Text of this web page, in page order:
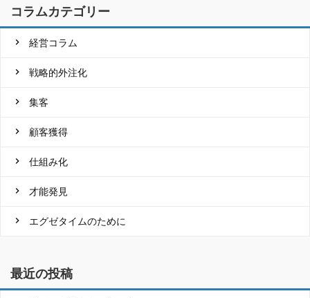
コラムカテゴリー
経営コラム
戦略的外注化
集客
顧客獲得
仕組み化
才能発見
エグゼタイムのために
最近の投稿